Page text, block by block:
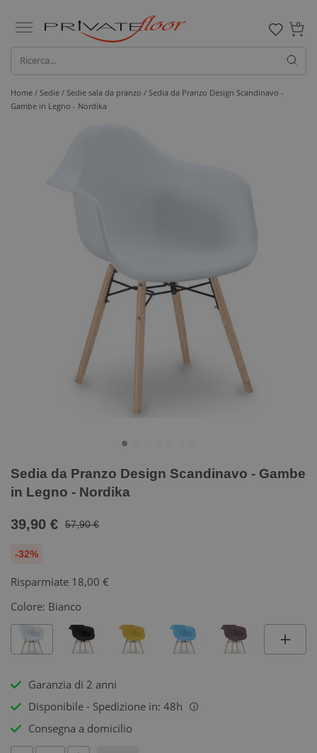
0
Home / Sedie / Sedie sala da pranzo / Sedia da Pranzo Design Scandinavo -
Gambe in Legno - Nordika
Sedia da Pranzo Design Scandinavo - Gambe
in Legno - Nordika
39,90 € 57,90 €
-32%
Risparmiate 18,00 €
Colore: Bianco
Garanzia di 2 anni
Disponibile - Spedizione in: 48h
i
Consegna a domicilio